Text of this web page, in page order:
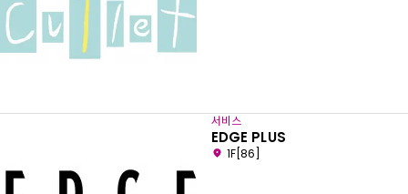
서비스
EDGE PLUS
1F[86]